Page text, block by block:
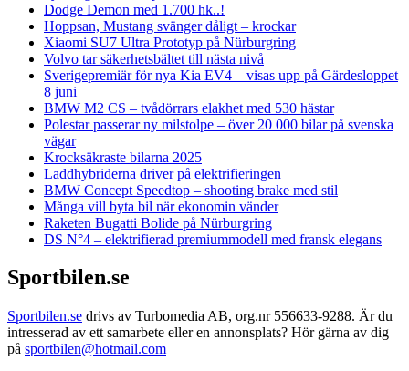
Dodge Demon med 1.700 hk..!
Hoppsan, Mustang svänger dåligt – krockar
Xiaomi SU7 Ultra Prototyp på Nürburgring
Volvo tar säkerhetsbältet till nästa nivå
Sverigepremiär för nya Kia EV4 – visas upp på Gärdesloppet
8 juni
BMW M2 CS – tvådörrars elakhet med 530 hästar
Polestar passerar ny milstolpe – över 20 000 bilar på svenska
vägar
Krocksäkraste bilarna 2025
Laddhybriderna driver på elektrifieringen
BMW Concept Speedtop – shooting brake med stil
Många vill byta bil när ekonomin vänder
Raketen Bugatti Bolide på Nürburgring
DS N°4 – elektrifierad premiummodell med fransk elegans
Sportbilen.se
Sportbilen.se drivs av Turbomedia AB, org.nr 556633-9288. Är du
intresserad av ett samarbete eller en annonsplats? Hör gärna av dig
på sportbilen@hotmail.com